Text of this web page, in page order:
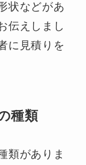
状などがあ
伝えしまし
に見積りを
種類
類がありま